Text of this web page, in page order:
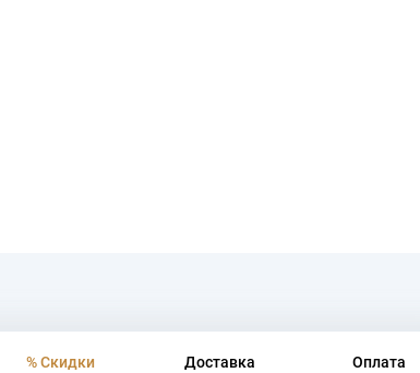
% Скидки Доставка Оплата